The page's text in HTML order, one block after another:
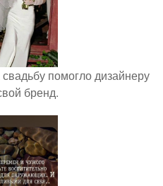
помогло дизайнеру
бренд.